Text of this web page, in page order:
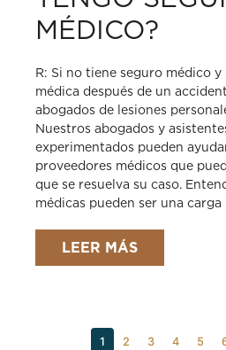
MÉDICO?
R: Si no tiene seguro médico
médica después de un
abogados de lesiones
Nuestros abogados y
experimentados pueden
proveedores médicos que
que se resuelva su caso.
médicas pueden ser una carga
LEER MÁS
1 2 3 4 5